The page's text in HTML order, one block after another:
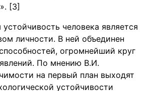
[3]
человека является
личности. В ней объединен
огромнейший круг
По мнению В.И.
на первый план выходят
устойчивости